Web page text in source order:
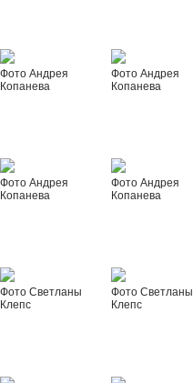
Фото Андрея
Копанева
Фото Андрея
Копанева
Фото Андрея
Копанева
Фото Андрея
Копанева
Фото Светланы
Клепс
Фото Светланы
Клепс